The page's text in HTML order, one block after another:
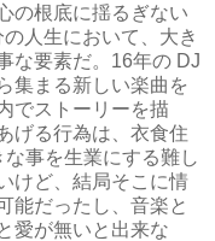
の根底に揺るぎない
人生において、大き
な要素だ。16年の DJ
集まる新しい楽曲を
でストーリーを描
げる行為は、衣食住
事を生業にする難し
けど、結局そこに情
能だったし、音楽と
愛が無いと出来な